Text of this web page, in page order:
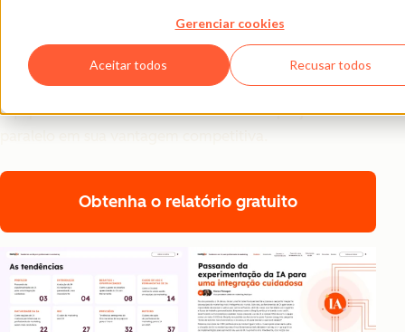
Gerenciar cookies
Aceitar todos Recusar todos
profissionais de marketing estão usando IA para gerar
resultados. Das tendências emergentes às estratégias
de bastidores, vamos analisar como as principais
equipes estão transformando a IA de um projeto
Obtenha o relatório gratuito